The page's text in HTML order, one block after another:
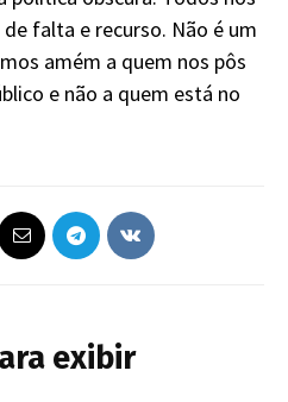
falta e recurso. Não é um
amém a quem nos pôs
e não a quem está no
exibir